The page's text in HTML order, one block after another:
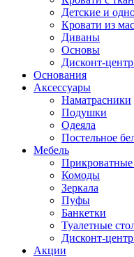
Детские и
Кровати из
Диваны
Основы
Дисконт-
Основания
Аксессуары
Наматрасники
Подушки
Одеяла
Постельное
Мебель
Комоды
Зеркала
Пуфы
Банкетки
Туалетные
Дисконт-
Акции